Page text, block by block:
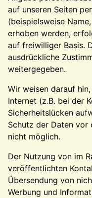
auf unseren Seiten
(beispielsweise
erhoben werden,
auf freiwilliger Basis.
ausdrückliche
weitergegeben.
Wir weisen darauf
Internet (z.B. bei der
Sicherheitslücken
Schutz der Daten
nicht möglich.
Der Nutzung von im
veröffentlichten
Übersendung von
Werbung und